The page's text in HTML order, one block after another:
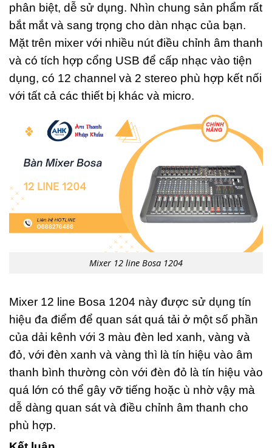
phân biệt, dễ sử dụng. Nhìn chung sản phẩm rất
bắt mắt và sang trọng cho dàn nhạc của bạn.
Mặt trên mixer với nhiều nút điều chỉnh âm thanh
và có tích hợp cổng USB để cấp nhạc vào tiện
dụng, có 12 channel và 2 stereo phù hợp kết nối
với tất cả các thiết bị khác và micro.
Mixer 12 line Bosa 1204
Mixer 12 line Bosa 1204 này được sử dụng tín
hiệu đa điểm để quan sát quá tải ở một số phần
của dải kênh với 3 màu đèn led xanh, vàng và
đỏ, với đèn xanh và vàng thì là tín hiệu vào âm
thanh bình thường còn với đèn đỏ là tín hiệu vào
quá lớn có thể gây vỡ tiếng hoặc ù nhờ vậy mà
dễ dàng quan sát và điều chỉnh âm thanh cho
phù hợp.